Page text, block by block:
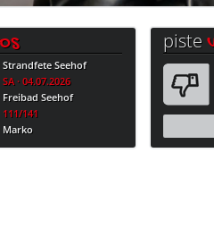
Strandfete Seehof
SA · 04.07.2026
Freibad Seehof
111/141
Marko
piste